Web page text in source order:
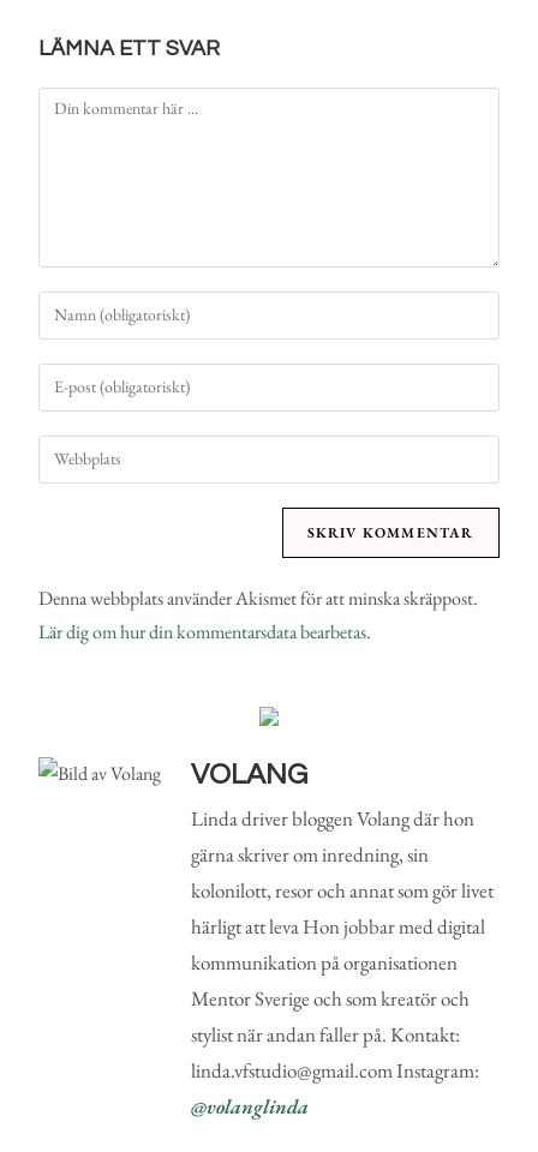
LÄMNA ETT SVAR
Denna webbplats använder Akismet för att minska skräppost.
Lär dig om hur din kommentarsdata bearbetas.
VOLANG
Linda driver bloggen Volang där hon
gärna skriver om inredning, sin
kolonilott, resor och annat som gör livet
härligt att leva Hon jobbar med digital
kommunikation på organisationen
Mentor Sverige och som kreatör och
stylist när andan faller på. Kontakt:
linda.vfstudio@gmail.com Instagram:
@volanglinda